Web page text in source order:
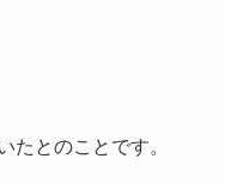
たとのことです。